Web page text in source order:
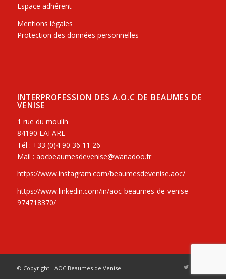
Espace adhérent
Mentions légales
Protection des données personnelles
INTERPROFESSION DES A.O.C DE BEAUMES DE
VENISE
1 rue du moulin
84190 LAFARE
Tél : +33 (0)4 90 36 11 26
Mail : aocbeaumesdevenise@wanadoo.fr
https://www.instagram.com/beaumesdevenise.aoc/
https://www.linkedin.com/in/aoc-beaumes-de-venise-
974718370/
© Copyright - AOC Beaumes de Venise